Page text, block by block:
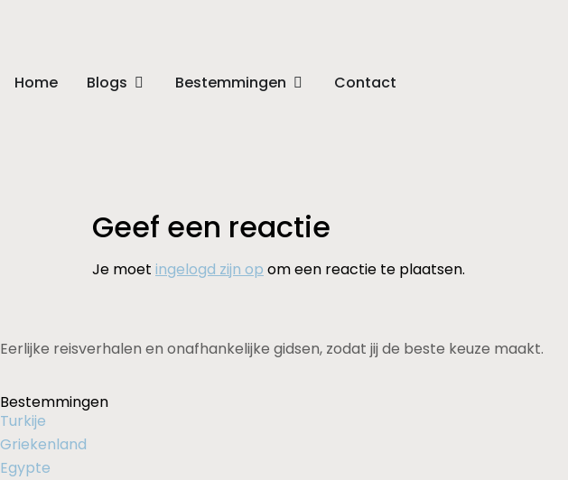
Home Blogs Bestemmingen Contact
Geef een reactie
Je moet ingelogd zijn op om een reactie te plaatsen.
Eerlijke reisverhalen en onafhankelijke gidsen, zodat jij de beste keuze maakt.
Bestemmingen
Turkije
Griekenland
Egypte